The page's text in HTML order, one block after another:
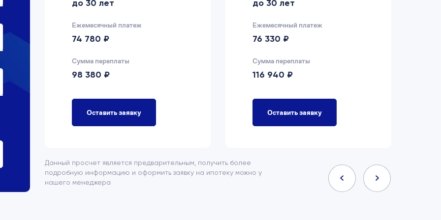
до 30 лет
Ежемесячный платеж
74 780 ₽
Сумма переплаты
98 380 ₽
Оставить заявку
до 30 лет
Ежемесячный платеж
76 330 ₽
Сумма переплаты
116 940 ₽
Оставить заявку
Данный просчет является предварительным, получить более
подробную информацию и оформить заявку на ипотеку можно у
нашего менеджера